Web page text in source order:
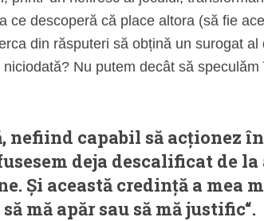
ce descoperă că place altora (să fie
din răsputeri să obțină un surogat al
Nu putem decât să
nefiind capabil să acționez
deja descalificat de
Și această credință a mea
mă apăr sau să mă justific“.